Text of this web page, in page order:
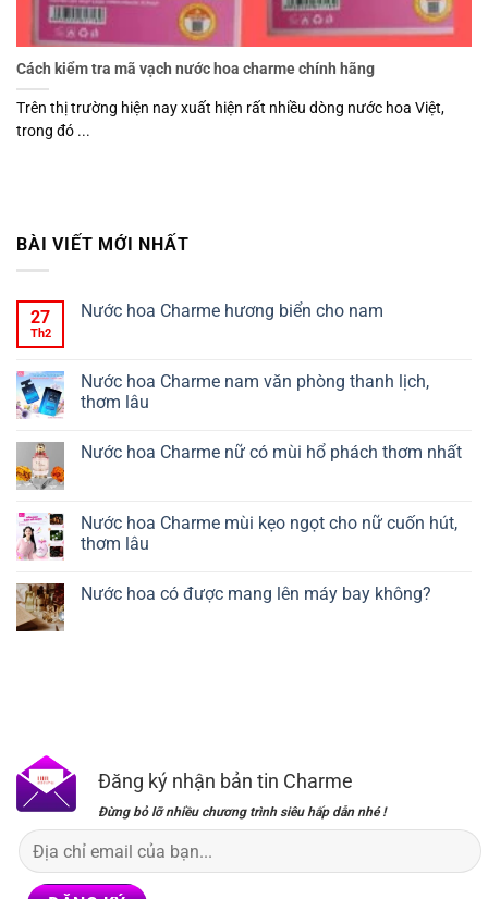
Cách kiểm tra mã vạch nước hoa charme chính hãng
Trên thị trường hiện nay xuất hiện rất nhiều dòng nước hoa Việt,
trong đó ...
BÀI VIẾT MỚI NHẤT
27
Th2
Nước hoa Charme hương biển cho nam
Nước hoa Charme nam văn phòng thanh lịch,
thơm lâu
Nước hoa Charme nữ có mùi hổ phách thơm nhất
Nước hoa Charme mùi kẹo ngọt cho nữ cuốn hút,
thơm lâu
Nước hoa có được mang lên máy bay không?
Đăng ký nhận bản tin Charme
Đừng bỏ lỡ nhiều chương trình siêu hấp dẫn nhé !